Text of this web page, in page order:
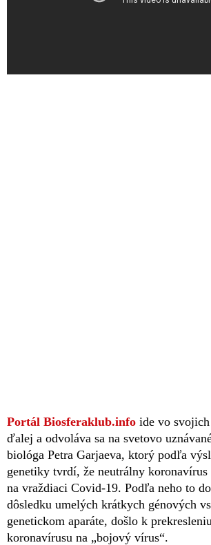
Portál Biosferaklub.info ide vo svojich
ďalej a odvoláva sa na svetovo
biológa Petra Garjaeva, ktorý podľa
genetiky tvrdí, že neutrálny koronavírus
na vraždiaci Covid-19. Podľa neho to
dôsledku umelých krátkych génových
genetickom aparáte, došlo k
koronavírusu na „bojový vírus“.